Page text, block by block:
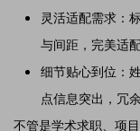
灵活适配需求：
与间距，完美适
细节贴心到位：
点信息突出，冗
不管是学术求职、项